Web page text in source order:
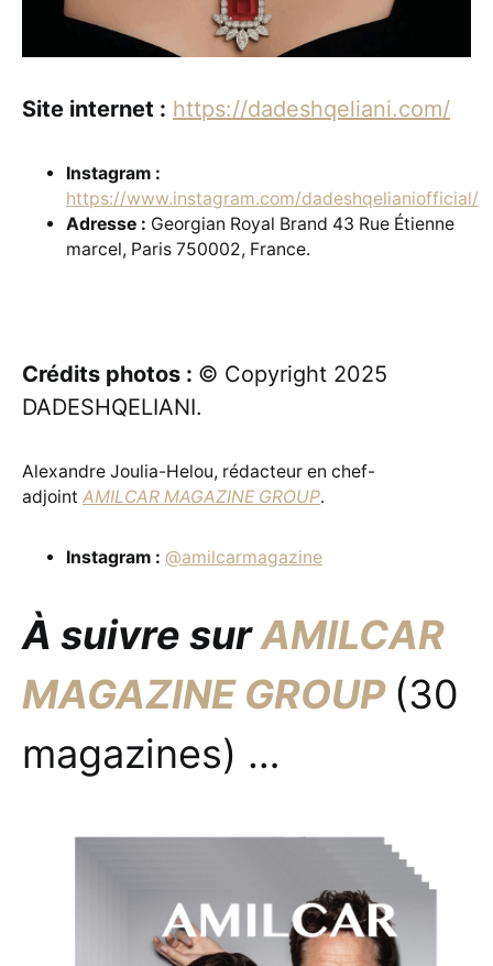
Site internet : https://dadeshqeliani.com/
Instagram :
https://www.instagram.com/dadeshqelianiofficial/
Adresse : Georgian Royal Brand 43 Rue Étienne
marcel, Paris 750002, France.
Crédits photos : © Copyright 2025
DADESHQELIANI.
Alexandre Joulia-Helou, rédacteur en chef-
adjoint AMILCAR MAGAZINE GROUP.
Instagram : @amilcarmagazine
À suivre surAMILCAR
MAGAZINE GROUP (30
magazines) …